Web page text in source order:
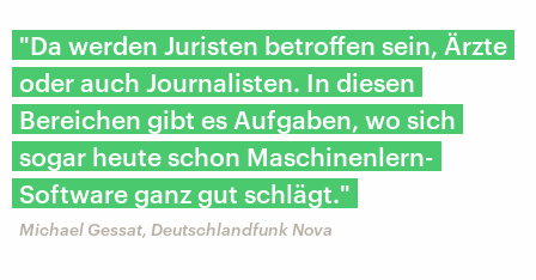
"Da werden Juristen betroffen sein, Ärzte
oder auch Journalisten. In diesen
Bereichen gibt es Aufgaben, wo sich
sogar heute schon Maschinenlern-
Software ganz gut schlägt."
Michael Gessat, Deutschlandfunk Nova